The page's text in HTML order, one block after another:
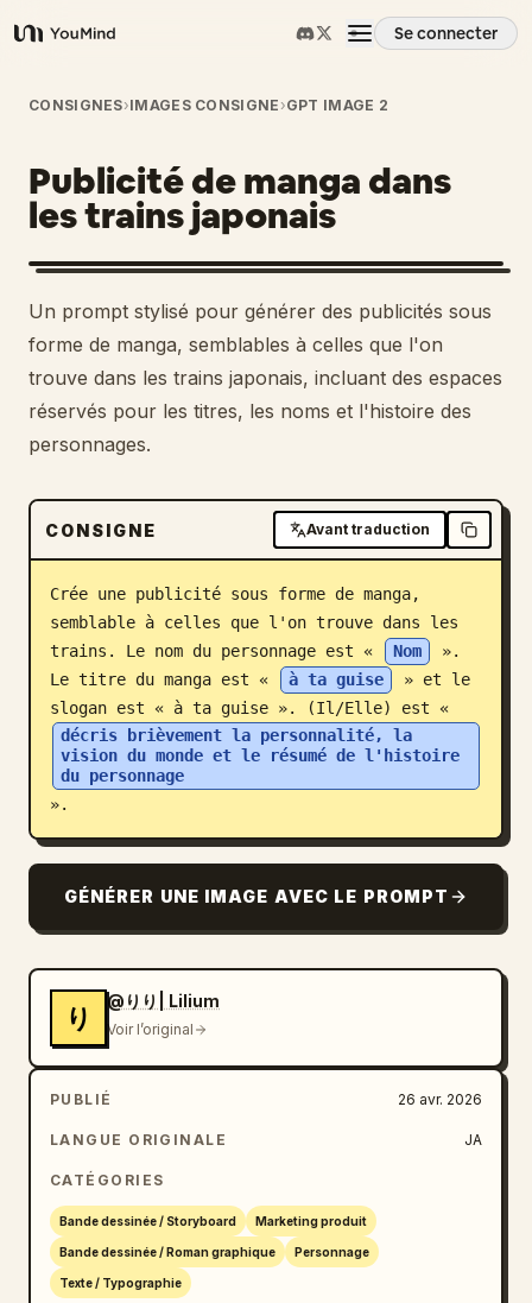
YouMind
Se connecter
Aperçu
Cas d'usage
Compétences
Invites
Tarifs
Blog
Mises à jour
CONSIGNES›IMAGES CONSIGNE ›GPT IMAGE 2
Publicité de manga dans
les trains japonais
Un prompt stylisé pour générer des publicités sous
forme de manga, semblables à celles que l'on
trouve dans les trains japonais, incluant des espaces
réservés pour les titres, les noms et l'histoire des
personnages.
CONSIGNE Avant traduction
Crée une publicité sous forme de manga,
semblable à celles que l'on trouve dans les
trains. Le nom du personnage est «
Nom
».
Le titre du manga est «
à ta guise
» et le
slogan est « à ta guise ». (Il/Elle) est «
décris brièvement la personnalité, la
vision du monde et le résumé de l'histoire
du personnage
».
GÉNÉRER UNE IMAGE AVEC LE PROMPT
り
@りり| Lilium
Voir l’original
PUBLIÉ 26 avr. 2026
LANGUE ORIGINALE JA
CATÉGORIES
Bande dessinée / Storyboard Marketing produit
Bande dessinée / Roman graphique Personnage
Texte / Typographie